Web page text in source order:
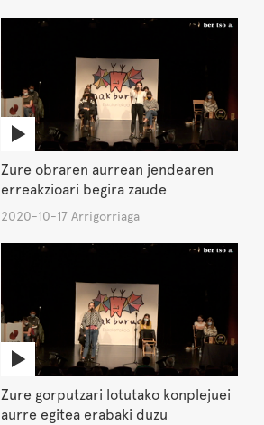
Zure obraren aurrean jendearen
erreakzioari begira zaude
2020-10-17 Arrigorriaga
Zure gorputzari lotutako konplejuei
aurre egitea erabaki duzu